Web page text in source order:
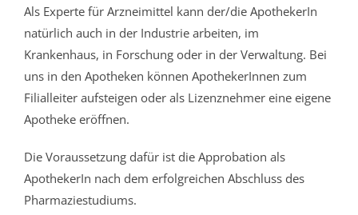
Als Experte für Arzneimittel kann der/die ApothekerIn
natürlich auch in der Industrie arbeiten, im
Krankenhaus, in Forschung oder in der Verwaltung. Bei
uns in den Apotheken können ApothekerInnen zum
Filialleiter aufsteigen oder als Lizenznehmer eine eigene
Apotheke eröffnen.
Die Voraussetzung dafür ist die Approbation als
ApothekerIn nach dem erfolgreichen Abschluss des
Pharmaziestudiums.